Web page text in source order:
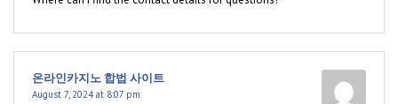
온라인카지노 합법 사이트
August 7, 2024 at 8:07 pm